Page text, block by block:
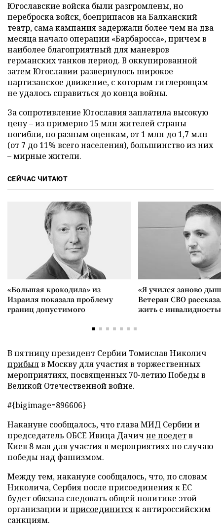
Югославские войска были разгромлены, но
переброска войск, боеприпасов на Балканский
театр, сама кампания задержали более чем на два
месяца начало операции «Барбаросса», причем в
наиболее благоприятный для маневров
германских танков период. В оккупированной
затем Югославии развернулось широкое
партизанское движение, с которым гитлеровцам
не удалось справиться до конца войны.
За сопротивление Югославия заплатила высокую
цену – из примерно 15 млн жителей страны
погибли, по разным оценкам, от 1 млн до 1,7 млн
(от 7 до 11% всего населения), большинство из них
– мирные жители.
СЕЙЧАС ЧИТАЮТ
«Большая крокодила» из
Израиля показала проблему
границ допустимого
«Я учился заново
Ветеран СВО
жить с
В пятницу президент Сербии Томислав Николич
прибылв Москву для участия в торжественных
мероприятиях, посвященных 70-летию Победы в
Великой Отечественной войне.
#{bigimage=896606}
Накануне сообщалось, что глава МИД Сербии и
председатель ОБСЕ Ивица Дачич не поедетв
Киев 8 мая для участия в мероприятиях по случаю
победы над фашизмом.
Между тем, накануне сообщалось, что, по словам
Николича, Сербия после присоединения к ЕС
будет обязана следовать общей политике этой
организации иприсоединитсяк антироссийским
санкциям.